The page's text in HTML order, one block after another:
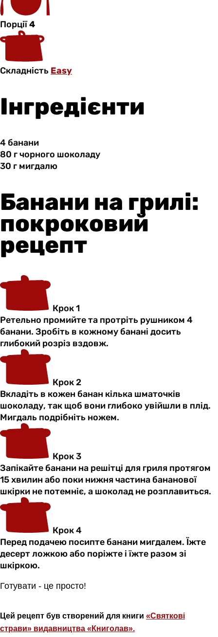
Порції4
Складність Easy
Інгредієнти
4 банани
80 гчорного шоколаду
30 г мигдалю
Банани на грилі:
покроковий
рецепт
Крок 1
Ретельно промийте та протріть рушником 4
банани. Зробіть в кожному банані досить
глибокий розріз вздовж.
Крок 2
Вкладіть в кожен банан кілька шматочків
шоколаду, так щоб вони глибоко увійшли в плід.
Мигдаль подрібніть ножем.
Крок 3
Запікайте банани на решітці для гриля протягом
15 хвилин або поки нижня частина бананової
шкірки не потемніє, а шоколад не розплавиться.
Крок 4
Перед подачею посипте банани мигдалем. Їжте
десерт ложкою або поріжте і їжте разом зі
шкіркою.
Готувати - це просто!
Цей рецепт був створений для книги «Святкові
страви» видавництва «Книголав».